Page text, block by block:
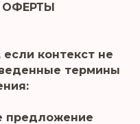
ОФЕРТЫ
контекст не
термины
предложение